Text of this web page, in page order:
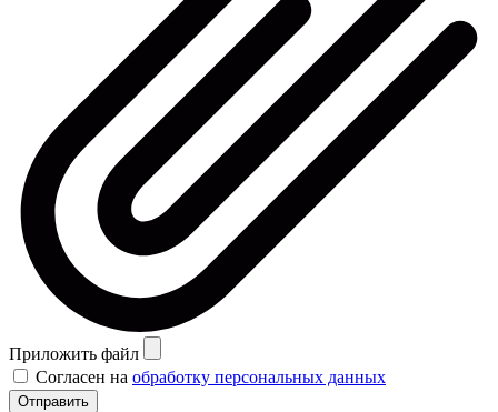
Приложить файл
Согласен на обработку персональных данных
Отправить